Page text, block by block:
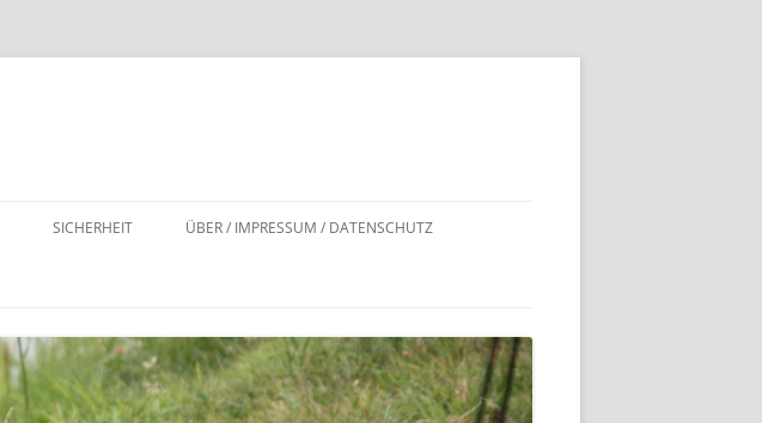
SICHERHEIT ÜBER / IMPRESSUM / DATENSCHUTZ